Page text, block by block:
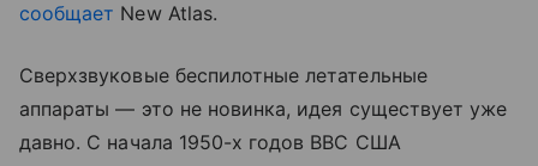
сообщает New Atlas.
Сверхзвуковые беспилотные летательные
аппараты — это не новинка, идея существует уже
давно. С начала 1950-х годов ВВС США